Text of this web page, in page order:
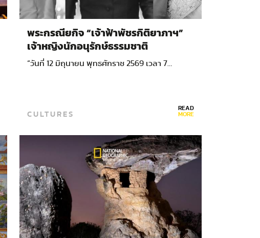
พระกรณียกิจ “เจ้าฟ้าพัชรกิติยาภาฯ”
เจ้าหญิงนักอนุรักษ์ธรรมชาติ
“วันที่ 12 มิถุนายน พุทธศักราช 2569 เวลา 7…
CULTURES READ
MORE